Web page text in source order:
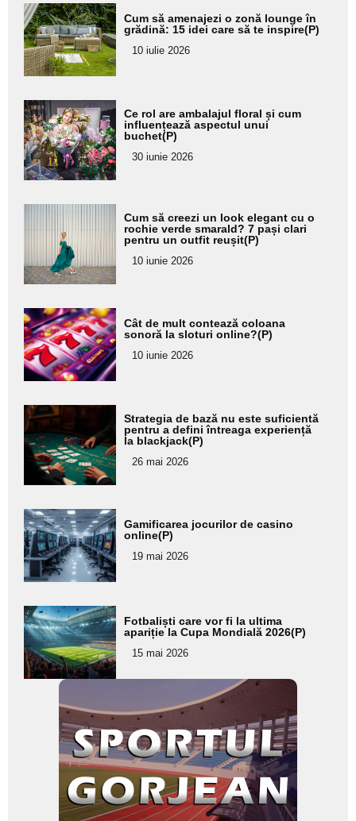
Adaugă
aici textul
pentru
subtitlu
Cum să amenajezi o zonă lounge în
grădină: 15 idei care să te inspire(P)
10 iulie 2026
Adaugă
aici textul
pentru
subtitlu
Ce rol are ambalajul floral și cum
influențează aspectul unui
buchet(P)
30 iunie 2026
Adaugă
aici textul
pentru
subtitlu
Cum să creezi un look elegant cu o
rochie verde smarald? 7 pași clari
pentru un outfit reușit(P)
10 iunie 2026
Adaugă
aici textul
pentru
subtitlu
Cât de mult contează coloana
sonoră la sloturi online?(P)
10 iunie 2026
Adaugă
aici textul
pentru
subtitlu
Strategia de bază nu este suficientă
pentru a defini întreaga experiență
la blackjack(P)
26 mai 2026
Adaugă
aici textul
pentru
subtitlu
Gamificarea jocurilor de casino
online(P)
19 mai 2026
Adaugă
aici textul
pentru
subtitlu
Fotbaliști care vor fi la ultima
apariție la Cupa Mondială 2026(P)
15 mai 2026